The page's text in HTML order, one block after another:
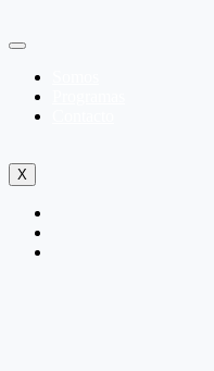
X